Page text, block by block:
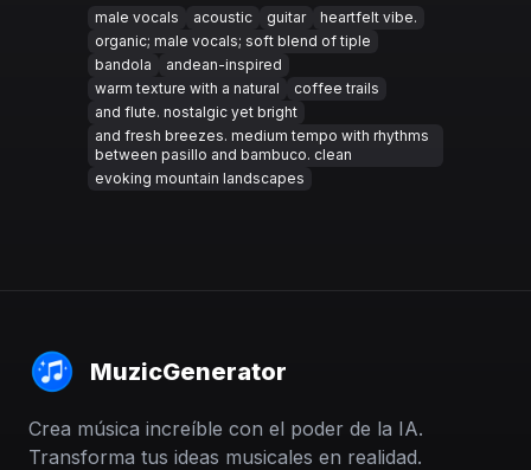
male vocals
acoustic guitar
heartfelt vibe.
organic; male vocals; soft blend of tiple
bandola
andean-inspired
warm texture with a natural
coffee trails
and flute. nostalgic yet bright
and fresh breezes. medium tempo with rhythms
between pasillo and bambuco. clean
evoking mountain landscapes
MuzicGenerator
Crea música increíble con el poder de la IA.
Transforma tus ideas musicales en realidad.